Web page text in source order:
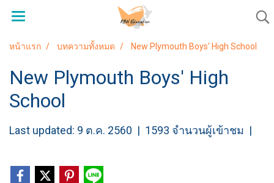
หน้าแรก บทความทั้งหมด New Plymouth Boys' High School
New Plymouth Boys' High
School
Last updated: 9 ต.ค. 2560 | 1593 จำนวนผู้เข้าชม |